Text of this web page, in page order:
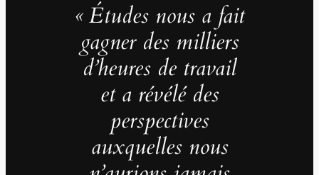
« Études nous a fait
gagner des milliers
d’heures de travail
et a révélé des
perspectives
auxquelles nous